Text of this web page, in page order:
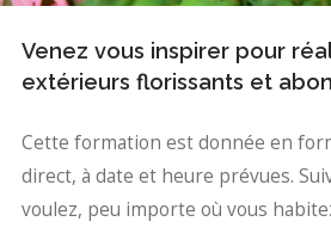
Venez vous inspirer pour
extérieurs florissants et
Cette formation est donnée en
direct, à date et heure prévues.
voulez, peu importe où vous